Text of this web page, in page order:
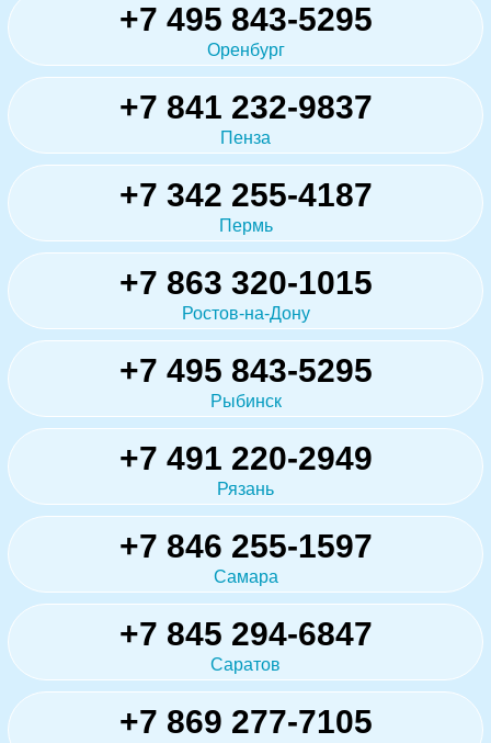
+7 495 843-5295
Оренбург
+7 841 232-9837
Пенза
+7 342 255-4187
Пермь
+7 863 320-1015
Ростов-на-Дону
+7 495 843-5295
Рыбинск
+7 491 220-2949
Рязань
+7 846 255-1597
Самара
+7 845 294-6847
Саратов
+7 869 277-7105